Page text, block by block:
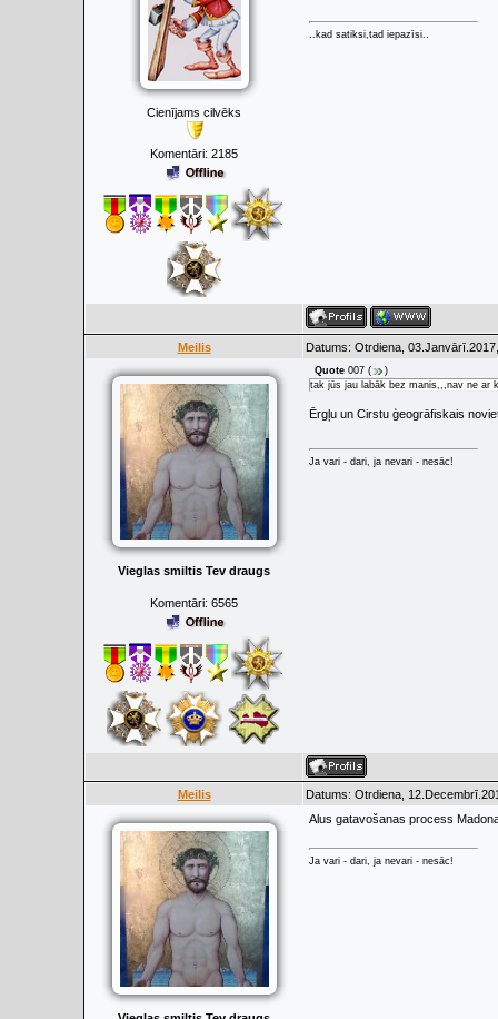
Cienījams cilvēks
Komentāri: 2185
..kad satiksi,tad iepazīsi..
Meilis Datums: Otrdiena,
Vieglas smiltis Tev draugs
Komentāri: 6565
Quote 007 (
)
tak jūs jau labāk bez manis,,,nav ne ar
Ērgļu un Cirstu ģeogrāfiskais
Ja vari - dari, ja nevari - nesāc!
Meilis Datums: Otrdiena,
Alus gatavošanas process
Ja vari - dari, ja nevari - nesāc!